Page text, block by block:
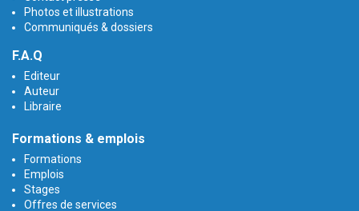
Photos et illustrations
Communiqués & dossiers
F.A.Q
Editeur
Auteur
Libraire
Formations & emplois
Formations
Emplois
Stages
Offres de services